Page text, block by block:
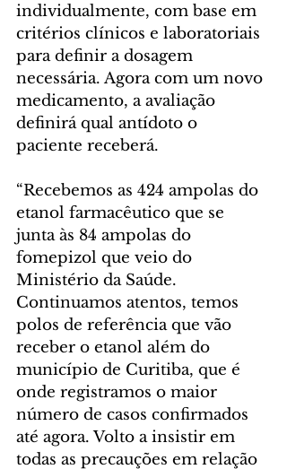
individualmente, com base em
critérios clínicos e laboratoriais
para definir a dosagem
necessária. Agora com um novo
medicamento, a avaliação
definirá qual antídoto o
paciente receberá.
“Recebemos as 424 ampolas do
etanol farmacêutico que se
junta às 84 ampolas do
fomepizol que veio do
Ministério da Saúde.
Continuamos atentos, temos
polos de referência que vão
receber o etanol além do
município de Curitiba, que é
onde registramos o maior
número de casos confirmados
até agora. Volto a insistir em
todas as precauções em relação